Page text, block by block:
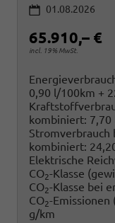
01.08.2026
65.910,– €
incl. 19% MwSt.
0,90 l/100km +
kombiniert: 7,70
kombiniert:
Elektrische
CO2-Klasse
CO2-Klasse bei
CO2-
g/km